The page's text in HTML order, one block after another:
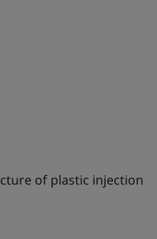
of plastic injection